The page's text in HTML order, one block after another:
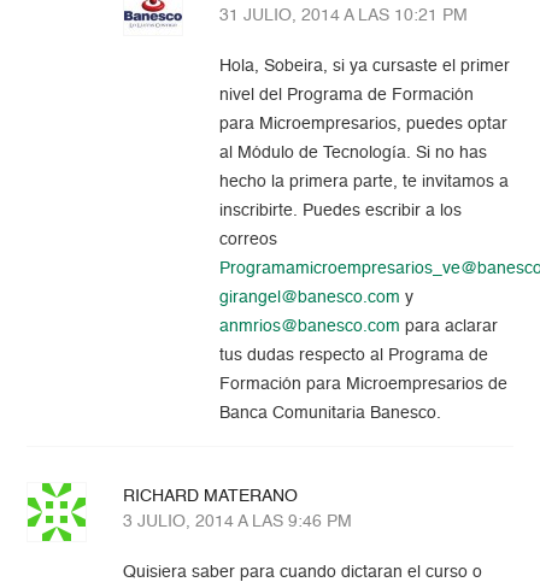
31 JULIO, 2014 A LAS 10:21 PM
Hola, Sobeira, si ya cursaste el primer
nivel del Programa de Formación
para Microempresarios, puedes optar
al Módulo de Tecnología. Si no has
hecho la primera parte, te invitamos a
inscribirte. Puedes escribir a los
correos
girangel@banesco.com y
anmrios@banesco.com para aclarar
tus dudas respecto al Programa de
Formación para Microempresarios de
Banca Comunitaria Banesco.
RICHARD MATERANO
3 JULIO, 2014 A LAS 9:46 PM
Quisiera saber para cuando dictaran el curso o